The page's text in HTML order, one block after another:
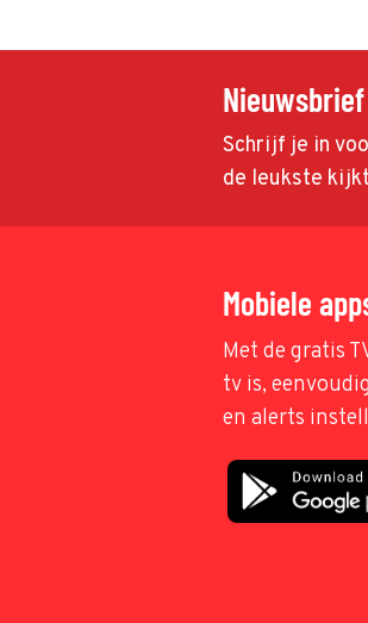
Nieuwsbrief
Schrijf je in
de leukste
Mobiele
Met de gratis
tv is,
en alerts